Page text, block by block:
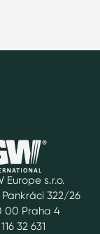
Europe s.r.o.
Pankráci 322/26
00 Praha 4
32 631